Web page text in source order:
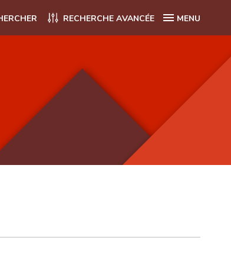
RECHERCHE AVANCÉE MENU